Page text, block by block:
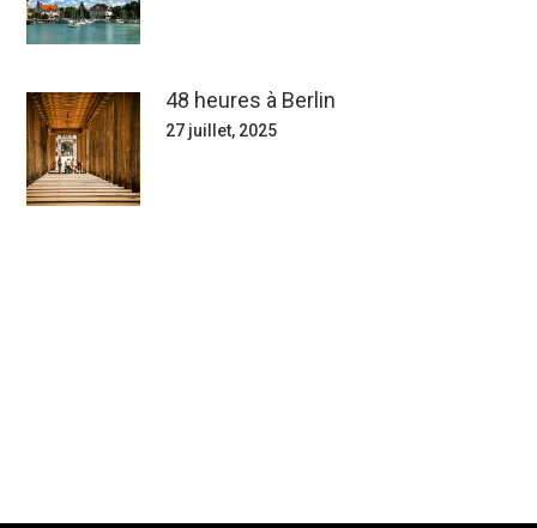
48 heures à Berlin
27 juillet, 2025